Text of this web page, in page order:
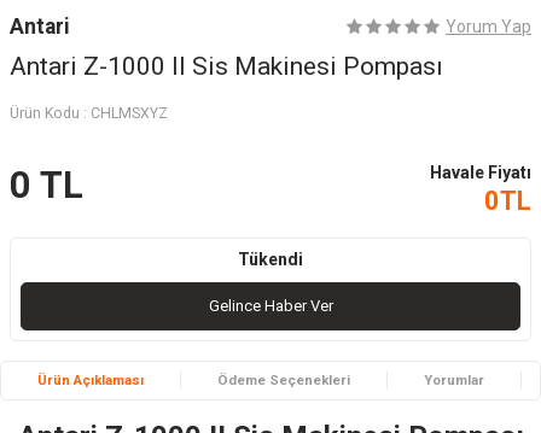
Antari Yorum Yap
Antari Z-1000 II Sis Makinesi Pompası
Ürün Kodu : CHLMSXYZ
0 TL Havale Fiyatı
0TL
Tükendi
Gelince Haber Ver
Ürün Açıklaması Ödeme Seçenekleri Yorumlar